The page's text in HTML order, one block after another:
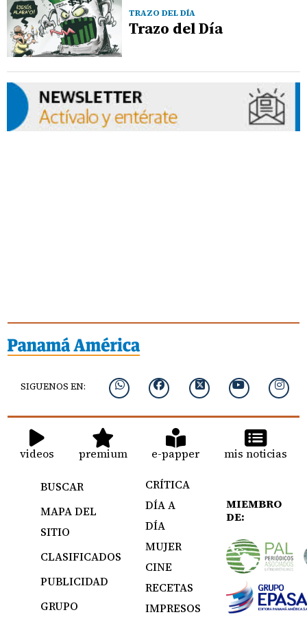
TRAZO DEL DÍA
Trazo del Día
SIGUENOS EN:
videos premium e-papper mis noticias
BUSCAR
MAPA DEL
SITIO
CLASIFICADOS
PUBLICIDAD
GRUPO
CRÍTICA
DÍA A
DÍA
MUJER
CINE
RECETAS
IMPRESOS
MIEMBRO
DE: